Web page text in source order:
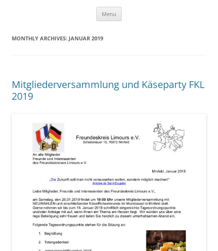
Menu
MONTHLY ARCHIVES: JANUAR 2019
Mitgliederversammlung und Käseparty FKL
2019